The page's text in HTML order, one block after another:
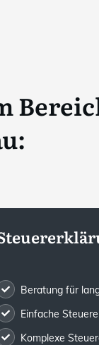
:
Beratung für
Einfache
Komplexe